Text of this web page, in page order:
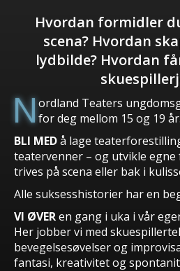
Hvordan formidler
scena? Hvordan
lydbilde? Hvordan
Nordland Teaters
for deg mellom 15 og 19 år.
BLI MEDå lage
teatervenner – og utvikle
trives på scena eller bak i
Alle suksesshistorier har en
VI ØVERen gang i uka i vår
Her jobber vi med
bevegelsesøvelser og
fantasi, kreativitet og